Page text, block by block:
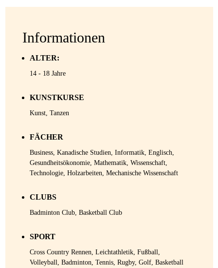
Informationen
ALTER:
14 - 18 Jahre
KUNSTKURSE
Kunst, Tanzen
FÄCHER
Business, Kanadische Studien, Informatik, Englisch,
Gesundheitsökonomie, Mathematik, Wissenschaft,
Technologie, Holzarbeiten, Mechanische Wissenschaft
CLUBS
Badminton Club, Basketball Club
SPORT
Cross Country Rennen, Leichtathletik, Fußball,
Volleyball, Badminton, Tennis, Rugby, Golf, Basketball